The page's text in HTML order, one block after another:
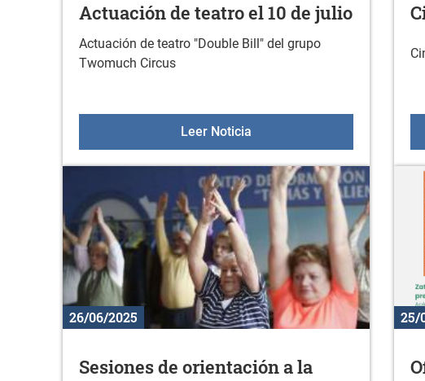
Actuación de teatro el 10 de julio
Actuación de teatro "Double Bill" del grupo
Twomuch Circus
Leer NoticiaActuación de teatro el 10 de
26/06/2025
Sesiones de orientación a la
25/